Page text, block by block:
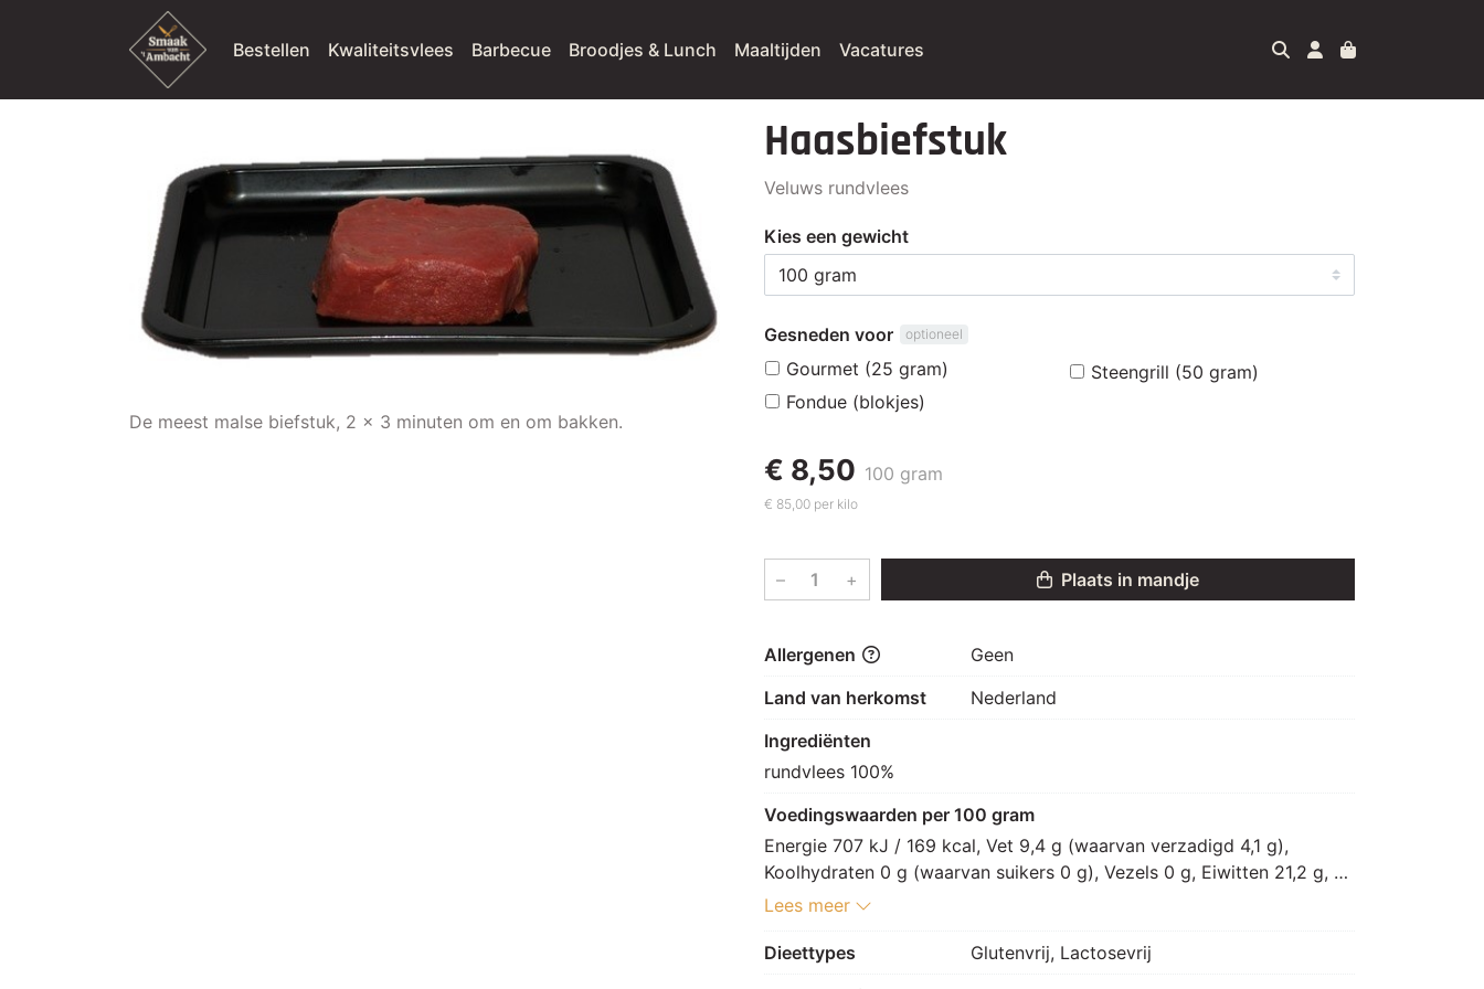
Bestellen Kwaliteitsvlees Barbecue Broodjes & Lunch Maaltijden Vacatures
De meest malse biefstuk, 2 x 3 minuten om en om bakken.
Haasbiefstuk
Veluws rundvlees
Kies een gewicht
Gesneden voor optioneel
Gourmet (25 gram)
Fondue (blokjes)
Steengrill (50 gram)
€ 8,50 100 gram
€ 85,00 per kilo
– + Plaats in mandje
Allergenen
Geen
Land van herkomst
Nederland
Ingrediënten
rundvlees 100%
Voedingswaarden per 100 gram
Energie 707 kJ / 169 kcal, Vet 9,4 g (waarvan verzadigd 4,1 g),
Koolhydraten 0 g (waarvan suikers 0 g), Vezels 0 g, Eiwitten 21,2 g,
Zout 0,1 g.
Lees meer
Dieettypes
Glutenvrij, Lactosevrij